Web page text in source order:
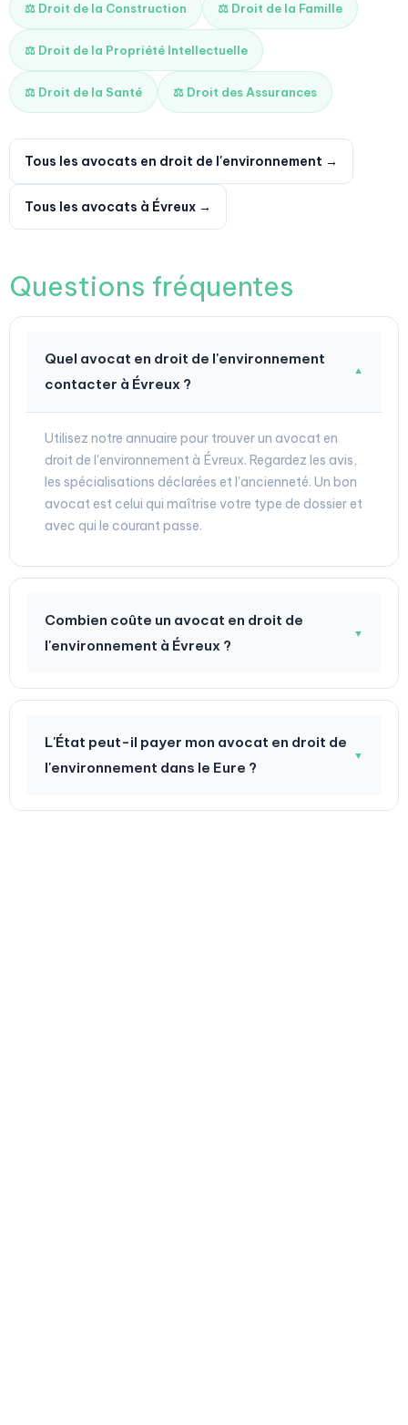
⚖️ Droit de la Construction ⚖️ Droit de la Famille
⚖️ Droit de la Propriété Intellectuelle
⚖️ Droit de la Santé ⚖️ Droit des Assurances
Tous les avocats en droit de l'environnement →
Tous les avocats à Évreux →
Questions fréquentes
Quel avocat en droit de l'environnement
contacter à Évreux ?
▼
Utilisez notre annuaire pour trouver un avocat en
droit de l'environnement à Évreux. Regardez les avis,
les spécialisations déclarées et l'ancienneté. Un bon
avocat est celui qui maîtrise votre type de dossier et
avec qui le courant passe.
Combien coûte un avocat en droit de
l'environnement à Évreux ?
▼
L'État peut-il payer mon avocat en droit de
l'environnement dans le Eure ?
▼